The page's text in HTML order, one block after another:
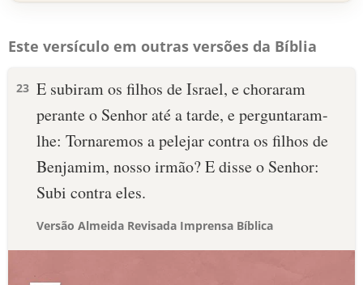
Este versículo em outras versões da Bíblia
23 E subiram os filhos de Israel, e choraram
perante o Senhor até a tarde, e perguntaram-
lhe: Tornaremos a pelejar contra os filhos de
Benjamim, nosso irmão? E disse o Senhor:
Subi contra eles.
Versão Almeida Revisada Imprensa Bíblica